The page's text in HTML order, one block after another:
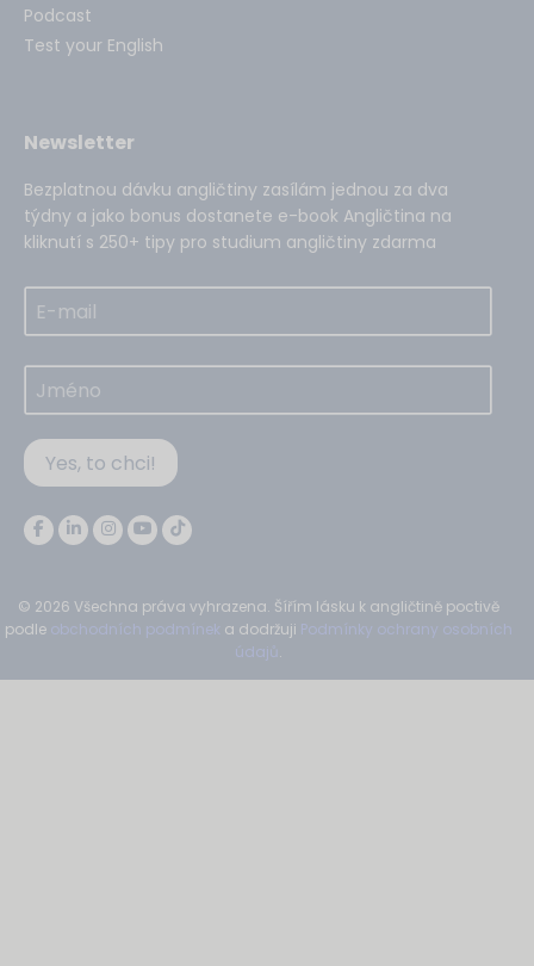
Podcast
Test your English
Newsletter
Bezplatnou dávku angličtiny zasílám jednou za dva
týdny a jako bonus dostanete e-book Angličtina na
kliknutí s 250+ tipy pro studium angličtiny zdarma
Yes, to chci!
© 2026 Všechna práva vyhrazena. Šířím lásku k angličtině poctivě
podle obchodních podmínek a dodržuji Podmínky ochrany osobních
údajů.